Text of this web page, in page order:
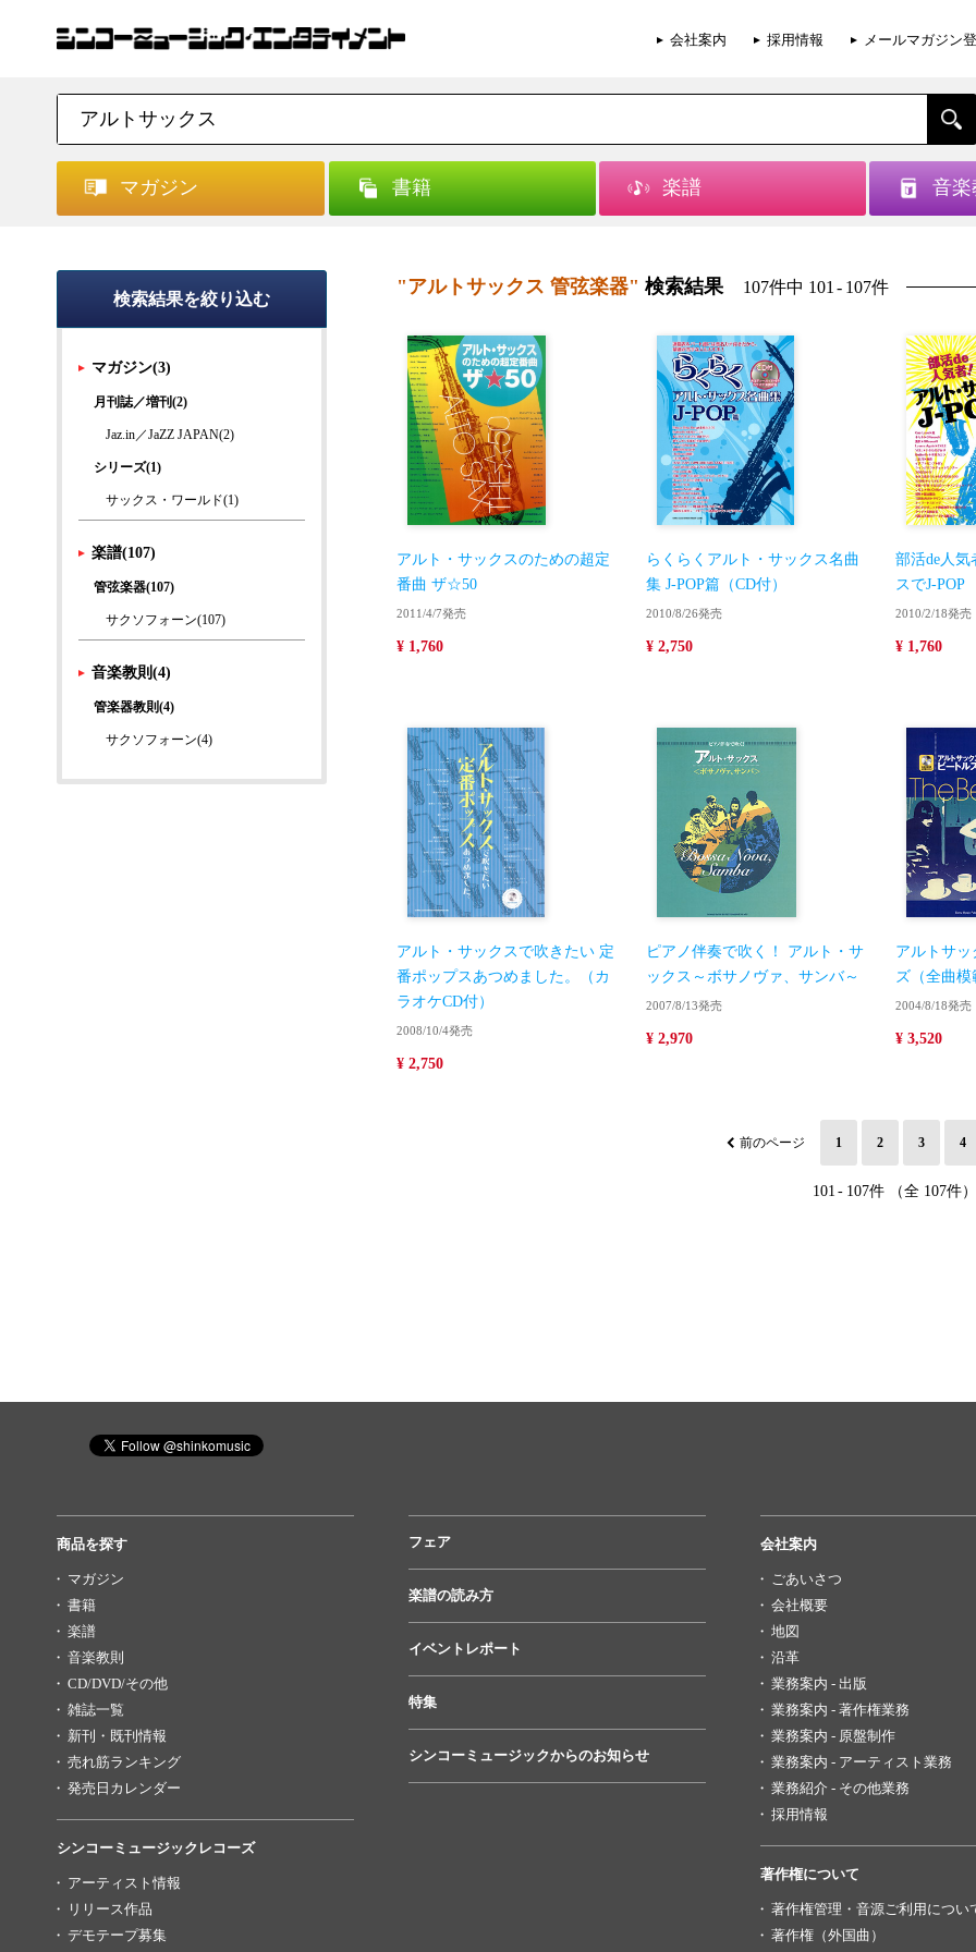
会社案内 採用情報 メールマガジン
マガジン 書籍 楽譜 音楽
"アルトサックス 管弦楽器" 検索結果 107件中 101 - 107件
アルト・サックスのための超定
番曲 ザ☆50
2011/4/7発売
¥ 1,760
らくらくアルト・サックス名曲
集 J-POP篇（CD付）
2010/8/26発売
¥ 2,750
部活de人気
スでJ-POP
2010/2/18発売
¥ 1,760
アルト・サックスで吹きたい 定
番ポップスあつめました。（カ
ラオケCD付）
2008/10/4発売
¥ 2,750
ピアノ伴奏で吹く！ アルト・サ
ックス～ボサノヴァ、サンバ～
2007/8/13発売
¥ 2,970
アルトサ
ズ（全曲模
2004/8/18発売
¥ 3,520
前のページ 1 2 3 4
101 - 107件 （全 107件）
検索結果を絞り込む
マガジン(3)
月刊誌／増刊(2)
Jaz.in／JaZZ JAPAN(2)
シリーズ(1)
サックス・ワールド(1)
楽譜(107)
管弦楽器(107)
サクソフォーン(107)
音楽教則(4)
管楽器教則(4)
サクソフォーン(4)
商品を探す
マガジン
書籍
楽譜
音楽教則
CD/DVD/その他
雑誌一覧
新刊・既刊情報
売れ筋ランキング
発売日カレンダー
シンコーミュージックレコーズ
アーティスト情報
リリース作品
デモテープ募集
フェア
楽譜の読み方
イベントレポート
特集
シンコーミュージックからのお知らせ
会社案内
ごあいさつ
会社概要
地図
沿革
業務案内 - 出版
業務案内 - 著作権業務
業務案内 - 原盤制作
業務案内 - アーティスト業務
業務紹介 - その他業務
採用情報
著作権について
著作権管理・音源ご利用につい
著作権（外国曲）